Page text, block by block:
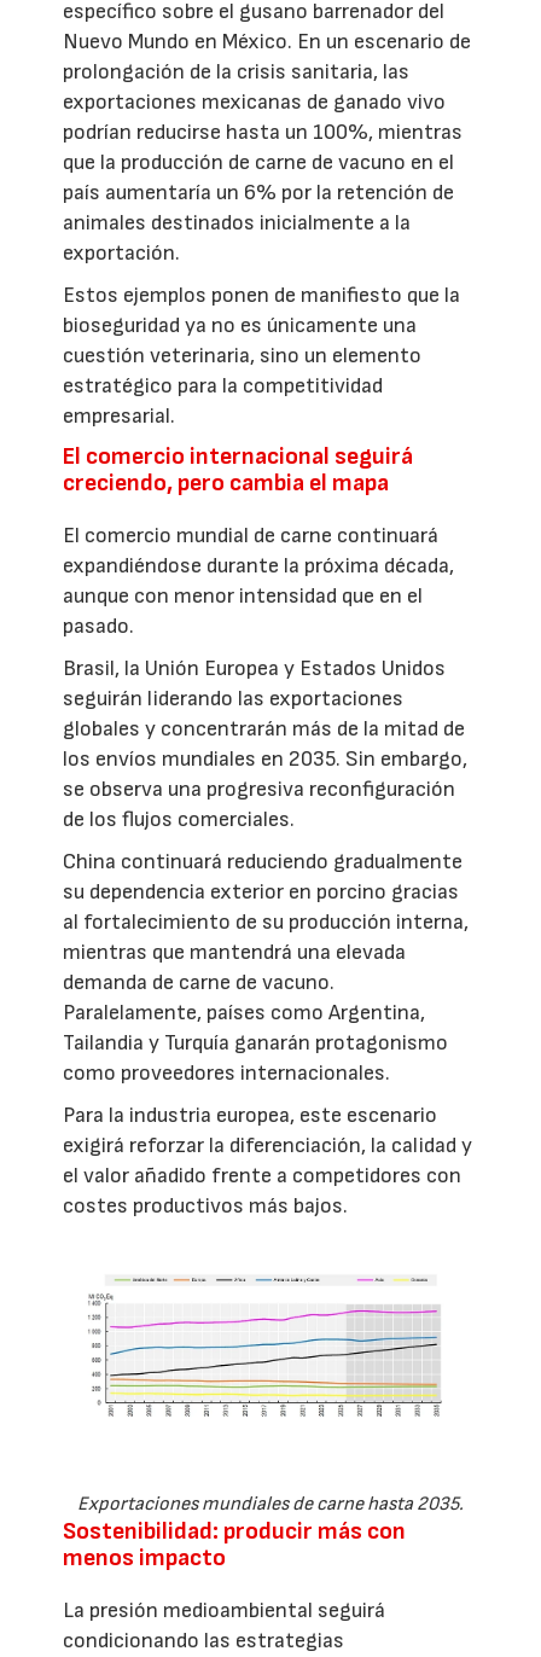
específico sobre el gusano barrenador del
Nuevo Mundo en México. En un escenario de
prolongación de la crisis sanitaria, las
exportaciones mexicanas de ganado vivo
podrían reducirse hasta un 100%, mientras
que la producción de carne de vacuno en el
país aumentaría un 6% por la retención de
animales destinados inicialmente a la
exportación.
Estos ejemplos ponen de manifiesto que la
bioseguridad ya no es únicamente una
cuestión veterinaria, sino un elemento
estratégico para la competitividad
empresarial.
El comercio internacional seguirá
creciendo, pero cambia el mapa
El comercio mundial de carne continuará
expandiéndose durante la próxima década,
aunque con menor intensidad que en el
pasado.
Brasil, la Unión Europea y Estados Unidos
seguirán liderando las exportaciones
globales y concentrarán más de la mitad de
los envíos mundiales en 2035. Sin embargo,
se observa una progresiva reconfiguración
de los flujos comerciales.
China continuará reduciendo gradualmente
su dependencia exterior en porcino gracias
al fortalecimiento de su producción interna,
mientras que mantendrá una elevada
demanda de carne de vacuno.
Paralelamente, países como Argentina,
Tailandia y Turquía ganarán protagonismo
como proveedores internacionales.
Para la industria europea, este escenario
exigirá reforzar la diferenciación, la calidad y
el valor añadido frente a competidores con
costes productivos más bajos.
Exportaciones mundiales de carne hasta 2035.
Sostenibilidad: producir más con
menos impacto
La presión medioambiental seguirá
condicionando las estrategias